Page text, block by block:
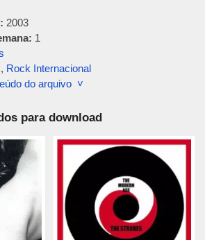
2003
1
, Rock Internacional
do arquivo ˅
para download